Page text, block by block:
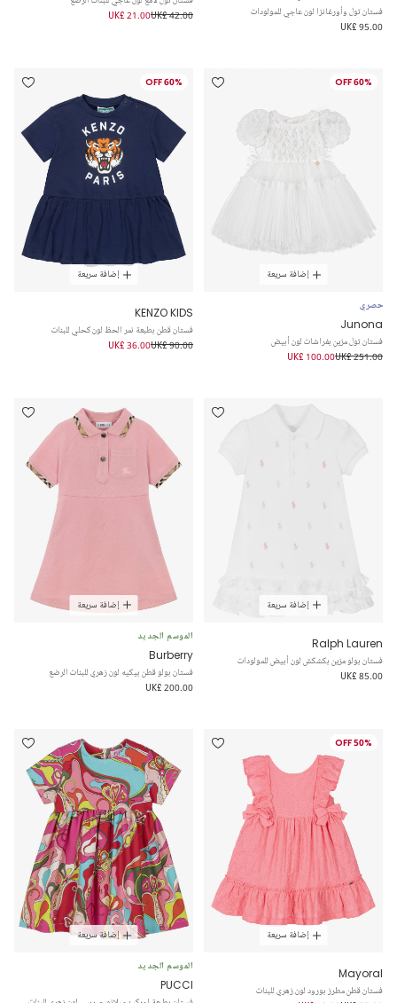
فستان تول وأورغانزا لون عاجي للمولودات
UK£ 95.00
UK£ 42.00
UK£ 21.00
60% OFF
إضافة سريعة
حصري
Junona
فستان تول مزين بفراشات لون أبيض
UK£ 251.00
UK£ 100.00
60% OFF
إضافة سريعة
KENZO KIDS
فستان قطن بطبعة نمر الحظ لون كحلي للبنات
UK£ 90.00
UK£ 36.00
إضافة سريعة
Ralph Lauren
فستان بولو مزين بكشكش لون أبيض للمولودات
UK£ 85.00
إضافة سريعة
الموسم الجديد
Burberry
فستان بولو قطن بيكيه لون زهري للبنات الرضع
UK£ 200.00
50% OFF
إضافة سريعة
Mayoral
فستان قطن مطرز بورود لون زهري للبنات
إضافة سريعة
الموسم الجديد
PUCCI